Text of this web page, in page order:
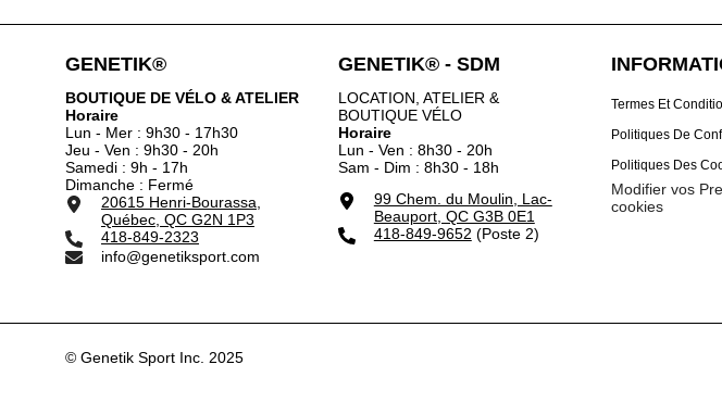
GENETIK®
BOUTIQUE DE VÉLO & ATELIER
Horaire
Lun - Mer : 9h30 - 17h30
Jeu - Ven : 9h30 - 20h
Samedi : 9h - 17h
Dimanche : Fermé
20615 Henri-Bourassa,
Québec, QC G2N 1P3
418-849-2323
info@genetiksport.com
GENETIK® - SDM
LOCATION, ATELIER &
BOUTIQUE VÉLO
Horaire
Lun - Ven : 8h30 - 20h
Sam - Dim : 8h30 - 18h
99 Chem. du Moulin, Lac-
Beauport, QC G3B 0E1
418-849-9652 (Poste 2)
Termes Et
Politiques De
Politiques Des
Modifier vos
cookies
© Genetik Sport Inc. 2025